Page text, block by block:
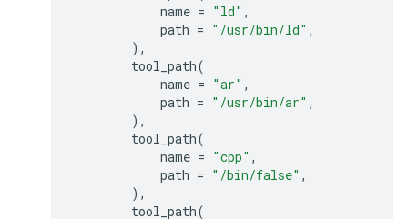
name = "ld" ,
path = "/usr/bin/ld" ,
),
tool_path(
name = "ar" ,
path = "/usr/bin/ar" ,
),
tool_path(
name = "cpp" ,
path = "/bin/false" ,
),
tool_path(